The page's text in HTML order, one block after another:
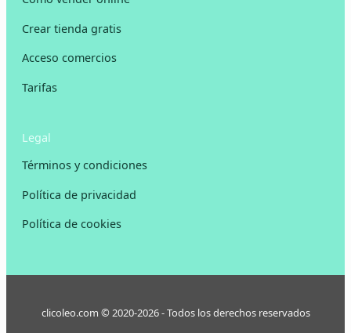
Crear tienda gratis
Acceso comercios
Tarifas
Legal
Términos y condiciones
Política de privacidad
Política de cookies
clicoleo.com © 2020-2026 - Todos los derechos reservados